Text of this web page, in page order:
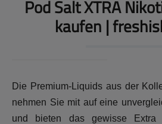
Pod Salt XTRA
kaufen |
Die Premium-Liquids aus der
nehmen Sie mit auf eine
und bieten das gewisse Extra